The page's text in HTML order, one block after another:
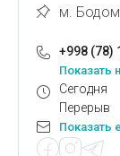
м.
+998 (78)
Показать
Сегодня
Перерыв
Показать